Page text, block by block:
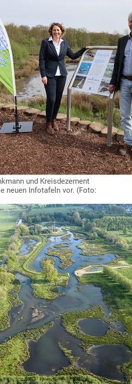
und Kreisdezernent
neuen Infotafeln vor. (Foto: